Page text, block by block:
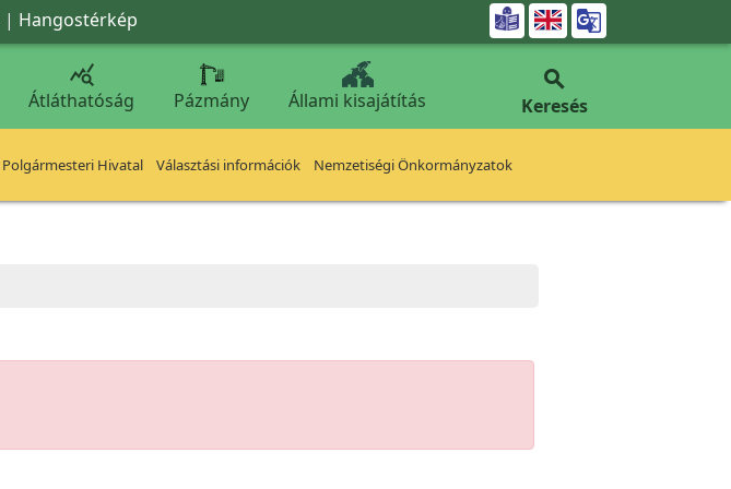
| Hangostérkép 

Átláthatóság Pázmány Állami kisajátítás

Keresés
Polgármesteri Hivatal Választási információk Nemzetiségi Önkormányzatok